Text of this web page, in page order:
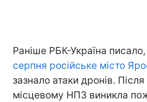
Раніше РБК-Україна
серпня російське місто
зазнало атаки дронів.
місцевому НПЗ виникла